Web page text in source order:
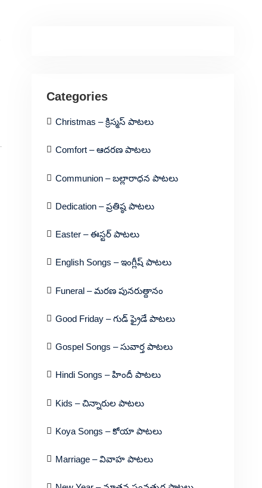
Categories
Christmas – క్రిస్మస్ పాటలు
Comfort – ఆదరణ పాటలు
Communion – బల్లారాధన పాటలు
Dedication – ప్రతిష్ఠ పాటలు
Easter – ఈస్టర్ పాటలు
English Songs – ఇంగ్లీష్ పాటలు
Funeral – మరణ పునరుత్దానం
Good Friday – గుడ్ ఫ్రైడే పాటలు
Gospel Songs – సువార్త పాటలు
Hindi Songs – హిందీ పాటలు
Kids – చిన్నారుల పాటలు
Koya Songs – కోయా పాటలు
Marriage – వివాహ పాటలు